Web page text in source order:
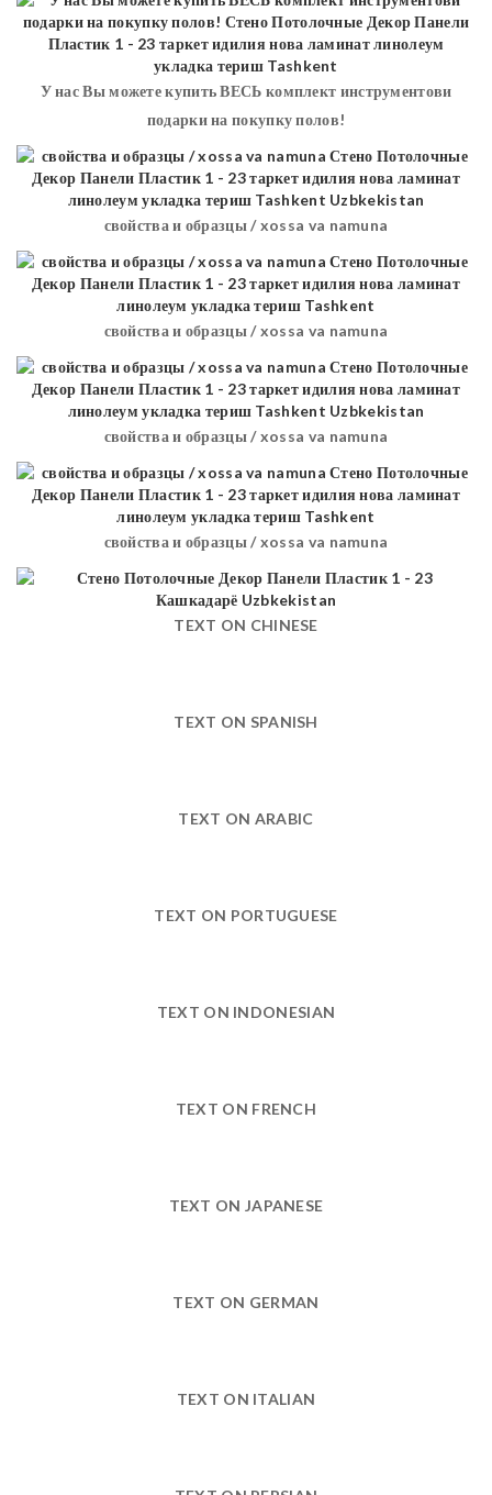
У нас Вы можете купить ВЕСЬ комплект инструментови
подарки на покупку полов!
свойства и образцы / xossa va namuna
свойства и образцы / xossa va namuna
свойства и образцы / xossa va namuna
свойства и образцы / xossa va namuna
TEXT ON CHINESE
TEXT ON SPANISH
TEXT ON ARABIC
TEXT ON PORTUGUESE
TEXT ON INDONESIAN
TEXT ON FRENCH
TEXT ON JAPANESE
TEXT ON GERMAN
TEXT ON ITALIAN